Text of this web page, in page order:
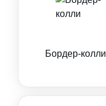
Бордер-колли